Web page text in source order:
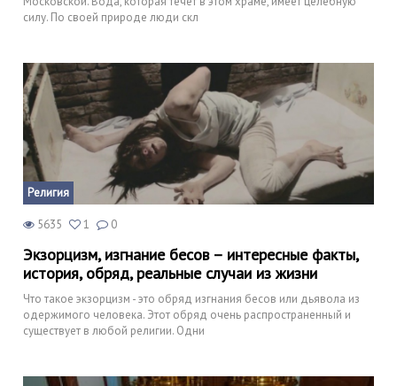
силу. По своей природе люди скл
Религия
5635 1 0
Экзорцизм, изгнание бесов – интересные факты,
история, обряд, реальные случаи из жизни
Что такое экзорцизм - это обряд изгнания бесов или дьявола из
одержимого человека. Этот обряд очень распространенный и
существует в любой религии. Одни